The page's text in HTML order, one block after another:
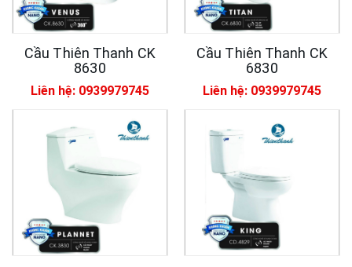
Cầu Thiên Thanh CK
8630
Liên hệ: 0939979745
Cầu Thiên Thanh CK
6830
Liên hệ: 0939979745